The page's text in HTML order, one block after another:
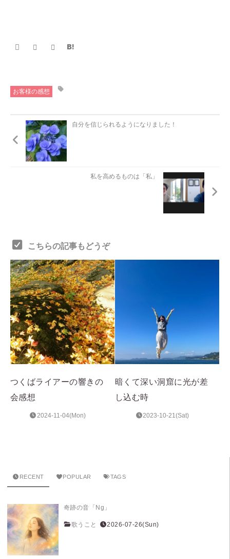
お客様の感想
自分を信じられるようになりました！
私を高めるものは「私」
こちらの記事もどうぞ
つくばライアーの響きの
会感想
2024-11-04(Mon)
暗くて深い洞窟に光が差
し込む時
2023-10-21(Sat)
RECENT POPULAR TAGS
奇跡の音「Ng」
歌うこと 2026-07-26(Sun)